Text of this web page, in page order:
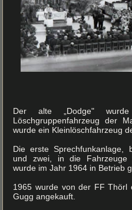
Der alte „Dodge"
Löschgruppenfahrzeug der
wurde ein Kleinlöschfahrzeug
Die erste Sprechfunkanlage,
und zwei, in die Fahrzeuge
wurde im Jahr 1964 in Betrieb
1965 wurde von der FF Thörl
Gugg angekauft.